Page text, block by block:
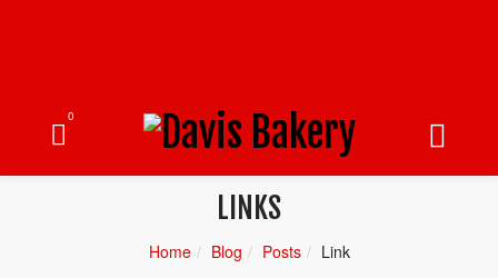
0
LINKS
Home Blog Posts Link